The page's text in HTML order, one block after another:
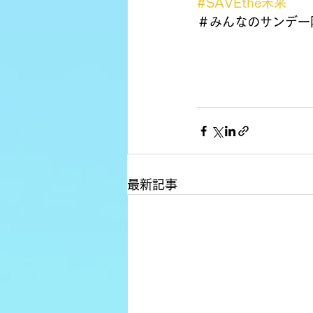
#SAVEthe未来
＃みんなのサンデ
最新記事